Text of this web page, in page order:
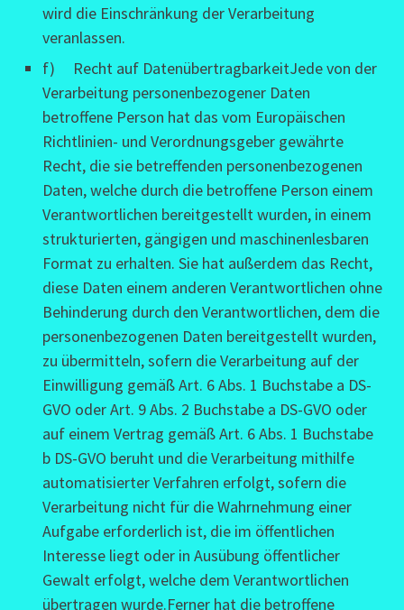
wird die Einschränkung der Verarbeitung
veranlassen.
f) Recht auf DatenübertragbarkeitJede von der
Verarbeitung personenbezogener Daten
betroffene Person hat das vom Europäischen
Richtlinien- und Verordnungsgeber gewährte
Recht, die sie betreffenden personenbezogenen
Daten, welche durch die betroffene Person einem
Verantwortlichen bereitgestellt wurden, in einem
strukturierten, gängigen und maschinenlesbaren
Format zu erhalten. Sie hat außerdem das Recht,
diese Daten einem anderen Verantwortlichen ohne
Behinderung durch den Verantwortlichen, dem die
personenbezogenen Daten bereitgestellt wurden,
zu übermitteln, sofern die Verarbeitung auf der
Einwilligung gemäß Art. 6 Abs. 1 Buchstabe a DS-
GVO oder Art. 9 Abs. 2 Buchstabe a DS-GVO oder
auf einem Vertrag gemäß Art. 6 Abs. 1 Buchstabe
b DS-GVO beruht und die Verarbeitung mithilfe
automatisierter Verfahren erfolgt, sofern die
Verarbeitung nicht für die Wahrnehmung einer
Aufgabe erforderlich ist, die im öffentlichen
Interesse liegt oder in Ausübung öffentlicher
Gewalt erfolgt, welche dem Verantwortlichen
übertragen wurde.Ferner hat die betroffene